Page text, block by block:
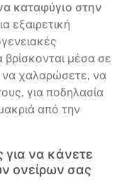
καταφύγιο στην
εξαιρετική
μέσα σε
να χαλαρώσετε, να
για ποδηλασία
από την
να κάνετε
ονείρων σας